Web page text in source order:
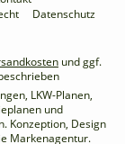
Datenschutz
und ggf.
LKW-Planen,
und
Konzeption, Design
Markenagentur.